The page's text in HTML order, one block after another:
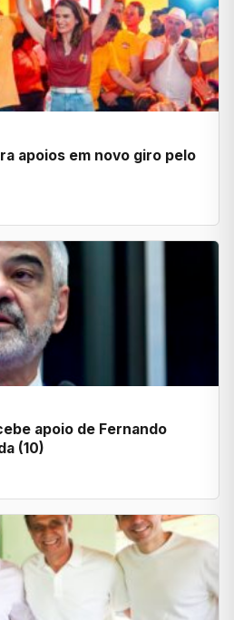
apoios em novo giro pelo
apoio de Fernando
(10)